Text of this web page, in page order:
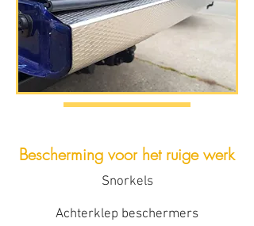
Bescherming voor het ruige werk
Snorkels
Achterklep beschermers